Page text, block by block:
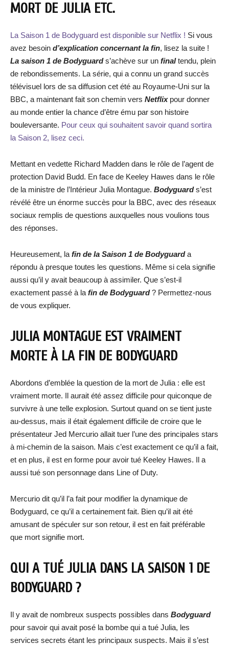
MORT DE JULIA ETC.
La Saison 1 de Bodyguard est disponible sur Netflix ! Si vous
avez besoin d’explication concernant la fin, lisez la suite !
La saison 1 de Bodyguards’achève sur un finaltendu, plein
de rebondissements. La série, qui a connu un grand succès
télévisuel lors de sa diffusion cet été au Royaume-Uni sur la
BBC, a maintenant fait son chemin vers Netflixpour donner
au monde entier la chance d’être ému par son histoire
bouleversante. Pour ceux qui souhaitent savoir quand sortira
la Saison 2, lisez ceci.
Mettant en vedette Richard Madden dans le rôle de l’agent de
protection David Budd. En face de Keeley Hawes dans le rôle
de la ministre de l’Intérieur Julia Montague. Bodyguards’est
révélé être un énorme succès pour la BBC, avec des réseaux
sociaux remplis de questions auxquelles nous voulions tous
des réponses.
Heureusement, la fin de la Saison 1 de Bodyguarda
répondu à presque toutes les questions. Même si cela signifie
aussi qu’il y avait beaucoup à assimiler. Que s’est-il
exactement passé à la fin de Bodyguard? Permettez-nous
de vous expliquer.
JULIA MONTAGUE EST VRAIMENT
MORTE À LA FIN DE BODYGUARD
Abordons d’emblée la question de la mort de Julia : elle est
vraiment morte. Il aurait été assez difficile pour quiconque de
survivre à une telle explosion. Surtout quand on se tient juste
au-dessus, mais il était également difficile de croire que le
présentateur Jed Mercurio allait tuer l’une des principales stars
à mi-chemin de la saison. Mais c’est exactement ce qu’il a fait,
et en plus, il est en forme pour avoir tué Keeley Hawes. Il a
aussi tué son personnage dans Line of Duty.
Mercurio dit qu’il l’a fait pour modifier la dynamique de
Bodyguard, ce qu’il a certainement fait. Bien qu’il ait été
amusant de spéculer sur son retour, il est en fait préférable
que mort signifie mort.
QUI A TUÉ JULIA DANS LA SAISON 1 DE
BODYGUARD ?
Il y avait de nombreux suspects possibles dans Bodyguard
pour savoir qui avait posé la bombe qui a tué Julia, les
services secrets étant les principaux suspects. Mais il s’est